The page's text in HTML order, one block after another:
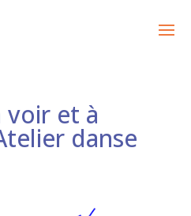
voir et à
danse